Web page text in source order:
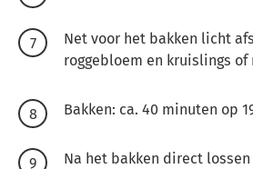
Net voor het bakken licht
roggebloem en kruislings
Bakken: ca. 40 minuten op
Na het bakken direct